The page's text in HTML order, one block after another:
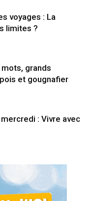
voyages : La
limites ?
mots, grands
et gougnafier
: Vivre avec